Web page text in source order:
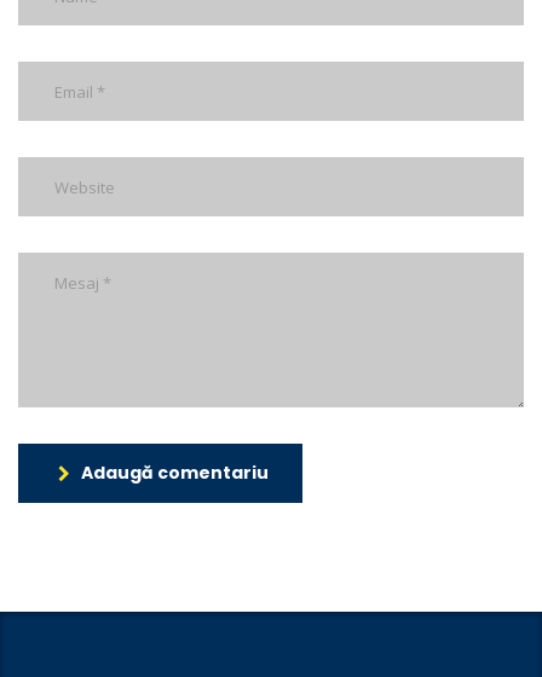
Adaugă comentariu